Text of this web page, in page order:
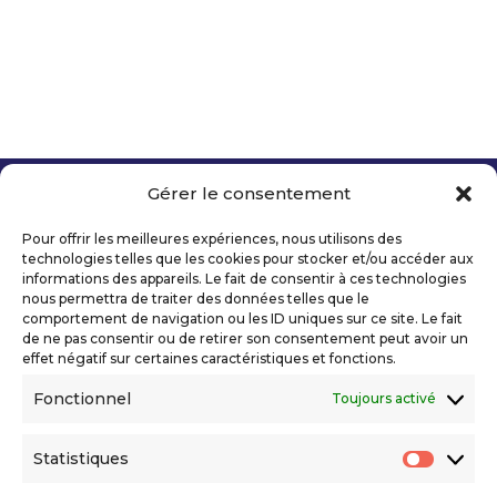
Gérer le consentement
Pour offrir les meilleures expériences, nous utilisons des
technologies telles que les cookies pour stocker et/ou accéder aux
informations des appareils. Le fait de consentir à ces technologies
nous permettra de traiter des données telles que le
comportement de navigation ou les ID uniques sur ce site. Le fait
de ne pas consentir ou de retirer son consentement peut avoir un
effet négatif sur certaines caractéristiques et fonctions.
Fonctionnel Toujours activé
Statistiques
Mentions légales
Politique de confidentialité
Déclaration d’accessibilité numérique
Ils nous soutiennent